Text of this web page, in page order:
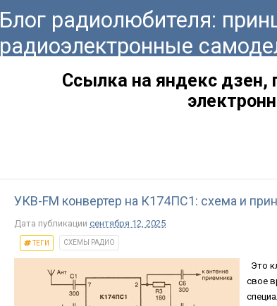
Блог радиолюбителя:
радиоэлектронные
Ссылка на яндекс дзен,
УКВ-FM конвертер на К174ПС1: схема и
Дата публикации сентября 12, 2025
ТЕГИ СХЕМЫ РАДИО
Это
свое